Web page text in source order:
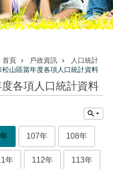
首頁 戶政資訊
人口統計
松山區當年度各項人口統計資料
各項人口統計資料
107年 108年
年 112年 113年